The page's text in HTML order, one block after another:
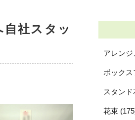
社スタッ
アレンジ
ボック
スタンド
花束